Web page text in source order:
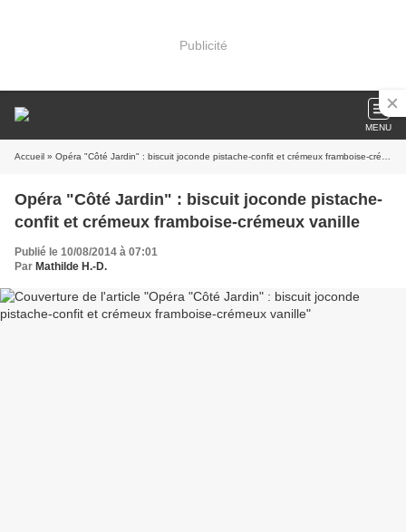
Publicité
MENU
Accueil » Opéra "Côté Jardin" : biscuit joconde pistache-confit et crémeux framboise-crémeux vanille
Opéra "Côté Jardin" : biscuit joconde pistache-
confit et crémeux framboise-crémeux vanille
Publié le 10/08/2014 à 07:01
Par Mathilde H.-D.